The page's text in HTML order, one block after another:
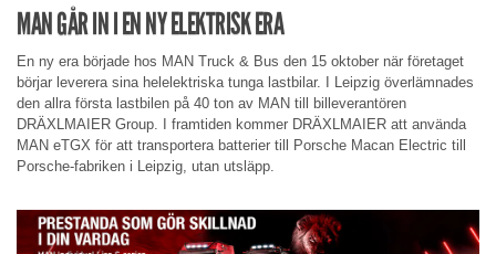
MAN GÅR IN I EN NY ELEKTRISK ERA
En ny era började hos MAN Truck & Bus den 15 oktober när företaget
börjar leverera sina helelektriska tunga lastbilar. I Leipzig överlämnades
den allra första lastbilen på 40 ton av MAN till billeverantören
DRÄXLMAIER Group. I framtiden kommer DRÄXLMAIER att använda
MAN eTGX för att transportera batterier till Porsche Macan Electric till
Porsche-fabriken i Leipzig, utan utsläpp.